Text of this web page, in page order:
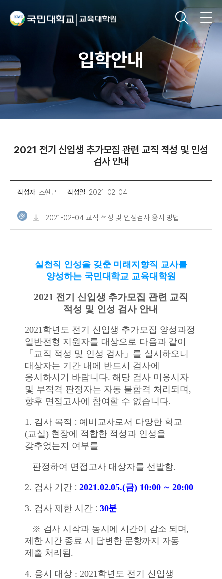
입학안내
2021 전기 신입생 추가모집 관련 교직 적성 및 인성
검사 안내
작성자 조현근 작성일 2021-02-04
2021-02-04 교직 적성 및 인성검사 응시 방법
실천적 인성을 갖춘 미래지향적 교사를
양성하는 국민대학교 교육대학원
2021 전기 신입생 추가모집 관련 교직
적성 및 인성 검사 안내
2021학년도 전기 신입생 추가모집 양성과정
일반전형 지원자를 대상으로 다음과 같이
「 교직 적성 및 인성 검사 」 를 실시하오니
대상자는 기간 내에 반드시 검사에
응시하시기 바랍니다. 해당 검사 미응시자
및 부적격 판정자는 자동 불합격 처리되며 ,
향후 면접고사에 참여할 수 없습니다.
1. 검사 목적 : 예비교사로서 다양한 학교
(교실) 현장에 적합한 적성과 인성을
갖추었는지 여부를
판정하여 면접고사 대상자를 선발함.
2. 검사 기간 : 2021.02.05.(금) 10:00 ∼ 20:00
3. 검사 제한 시간 : 30분
※ 검사 시작과 동시에 시간이 감소 되며 ,
제한 시간 종료 시 답변한 문항까지 자동
제출 처리됨.
4. 응시 대상 : 2021학년도 전기 신입생